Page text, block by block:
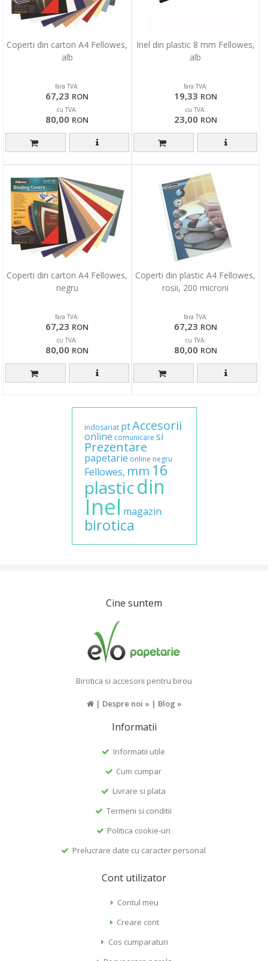
Coperti din carton A4 Fellowes,
alb
fara TVA:
67,23 RON
cu TVA:
80,00 RON
Inel din plastic 8 mm Fellowes,
alb
fara TVA:
19,33 RON
cu TVA:
23,00 RON
Coperti din carton A4 Fellowes,
negru
fara TVA:
67,23 RON
cu TVA:
80,00 RON
Coperti din plastic A4 Fellowes,
rosii, 200 microni
fara TVA:
67,23 RON
cu TVA:
80,00 RON
indosariat ptAccesorii
online comunicare si
Prezentare
papetarie online negru
Fellowes, mm 16
plasticdin
Inel magazin
birotica
Cine suntem
Birotica si accesorii pentru birou
| Despre noi » | Blog »
Informatii
Informatii utile
Cum cumpar
Livrare si plata
Termeni si conditii
Politica cookie-uri
Prelucrare date cu caracter personal
Cont utilizator
Contul meu
Creare cont
Cos cumparaturi